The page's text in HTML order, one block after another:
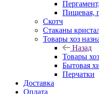
Пищевая,
Скотч
Стаканы
Товары хоз
Назад
Товары
Бытовая
Перчатки
Доставка
Оплата